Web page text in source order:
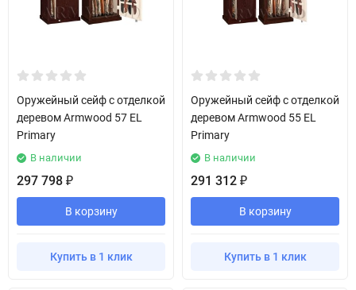
Оружейный сейф с отделкой
деревом Armwood 57 EL
Primary
В наличии
297 798 ₽
В корзину
Купить в 1 клик
Оружейный сейф с отделкой
деревом Armwood 55 EL
Primary
В наличии
291 312 ₽
В корзину
Купить в 1 клик